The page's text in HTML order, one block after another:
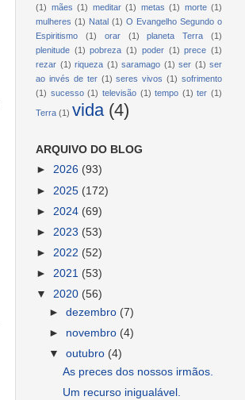
(1) mães (1) meditar (1) metas (1) morte (1)
mulheres (1) Natal (1) O Evangelho Segundo o
Espiritismo
(1) orar (1) planeta Terra
(1)
plenitude (1) pobreza (1) poder (1) prece (1)
rezar (1) riqueza (1) saramago (1) ser (1) ser
ao invés de ter (1) seres vivos (1) sofrimento
(1) sucesso (1) televisão (1) tempo (1) ter (1)
Terra (1) vida (4)
ARQUIVO DO BLOG
► 2026 (93)
► 2025 (172)
► 2024 (69)
► 2023 (53)
► 2022 (52)
► 2021 (53)
▼ 2020 (56)
►dezembro (7)
► novembro (4)
▼outubro (4)
As preces dos nossos irmãos.
Um recurso inigualável.